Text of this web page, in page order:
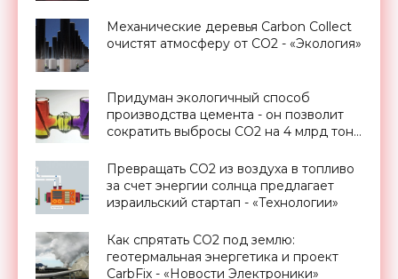
Механические деревья Carbon Collect
очистят атмосферу от CO2 - «Экология»
Придуман экологичный способ
производства цемента - он позволит
сократить выбросы CO2 на 4 млрд тонн
Превращать CO2 из воздуха в топливо
за счет энергии солнца предлагает
израильский стартап - «Технологии»
Как спрятать CO2 под землю:
геотермальная энергетика и проект
CarbFix - «Новости Электроники»